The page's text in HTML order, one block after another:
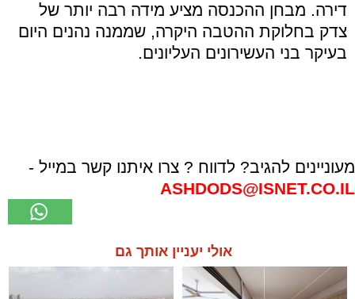
דירה. מבחן ההכנסה מציע מידה רבה יותר של
צדק בחלוקת ההטבה היקרה, שממנה נהנים היום
בעיקר בני העשירונים העליונים.
מעוניינים להגיב? לדווח ? צרו איתנו קשר במייל -
ASHDODS@ISNET.CO.IL
אולי יעניין אותך גם